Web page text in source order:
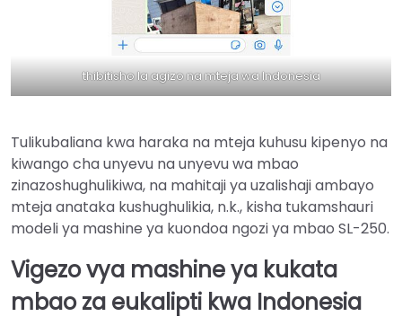
thibitisho la agizo na mteja wa Indonesia
Tulikubaliana kwa haraka na mteja kuhusu kipenyo na
kiwango cha unyevu na unyevu wa mbao
zinazoshughulikiwa, na mahitaji ya uzalishaji ambayo
mteja anataka kushughulikia, n.k., kisha tukamshauri
modeli ya mashine ya kuondoa ngozi ya mbao SL-250.
Vigezo vya mashine ya kukata
mbao za eukalipti kwa Indonesia